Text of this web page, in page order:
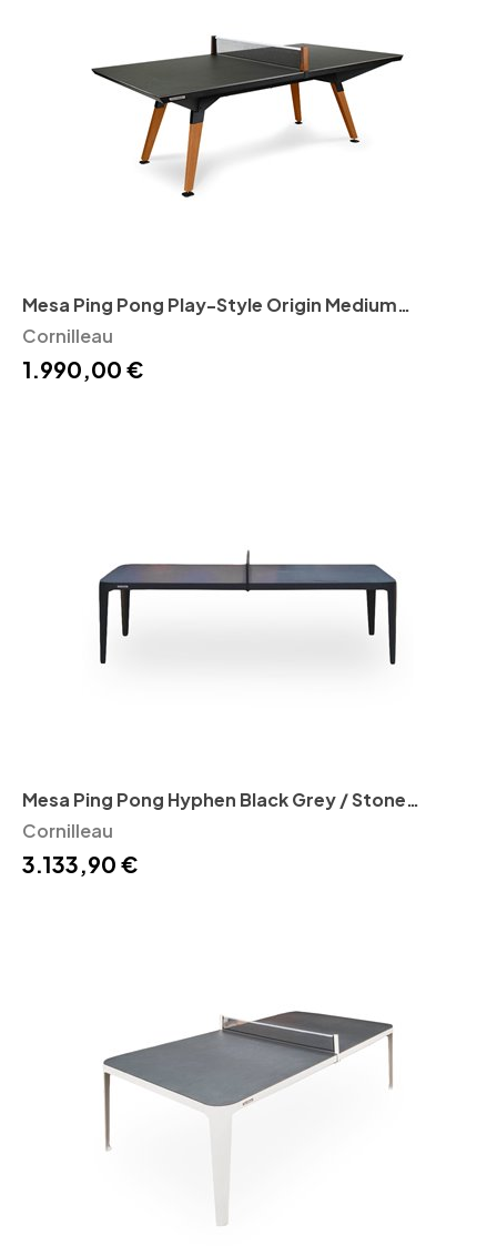
Mesa Ping Pong Play-Style Origin Medium
outdoor Cornilleau
Cornilleau
1.990,00 €
Mesa Ping Pong Hyphen Black Grey / Stone
Cornilleau
Cornilleau
3.133,90 €